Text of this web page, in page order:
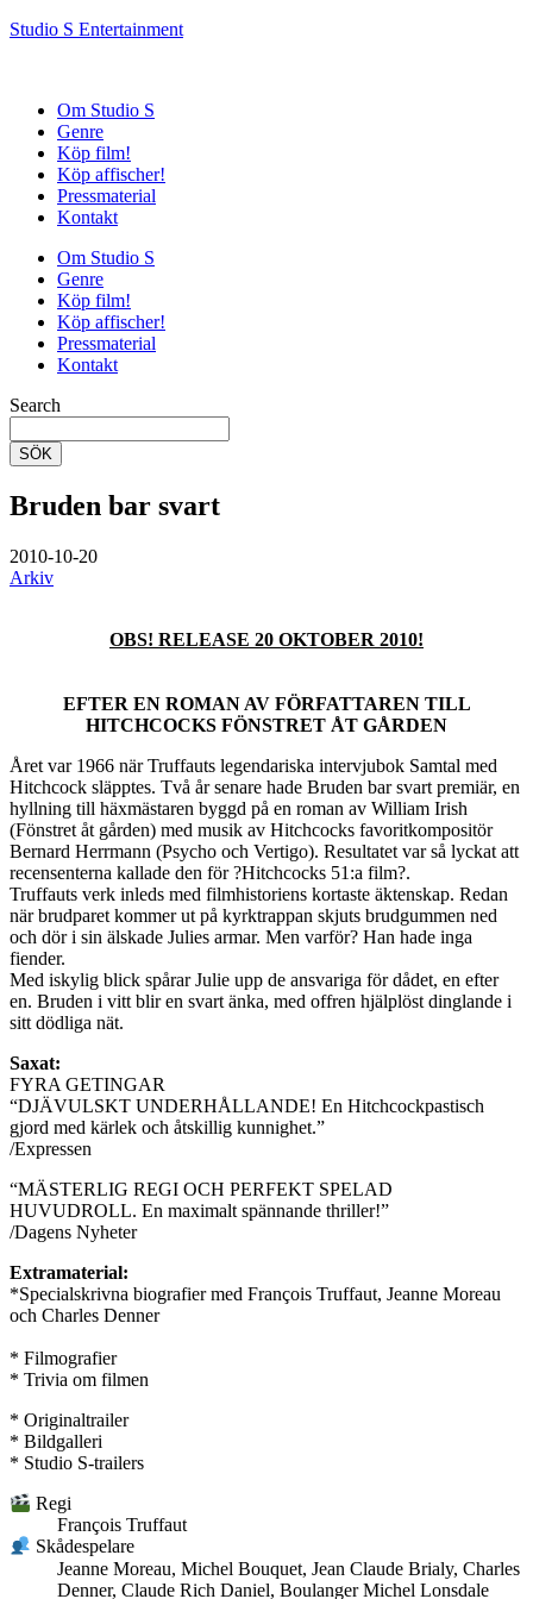
Studio S Entertainment
Om Studio S
Genre
Köp film!
Köp affischer!
Pressmaterial
Kontakt
Om Studio S
Genre
Köp film!
Köp affischer!
Pressmaterial
Kontakt
Search
SÖK
Bruden bar svart
2010-10-20
Arkiv
OBS! RELEASE 20 OKTOBER 2010!
EFTER EN ROMAN AV FÖRFATTAREN TILL
HITCHCOCKS FÖNSTRET ÅT GÅRDEN
Året var 1966 när Truffauts legendariska intervjubok Samtal med
Hitchcock släpptes. Två år senare hade Bruden bar svart premiär, en
hyllning till häxmästaren byggd på en roman av William Irish
(Fönstret åt gården) med musik av Hitchcocks favoritkompositör
Bernard Herrmann (Psycho och Vertigo). Resultatet var så lyckat att
recensenterna kallade den för ?Hitchcocks 51:a film?.
Truffauts verk inleds med filmhistoriens kortaste äktenskap. Redan
när brudparet kommer ut på kyrktrappan skjuts brudgummen ned
och dör i sin älskade Julies armar. Men varför? Han hade inga
fiender.
Med iskylig blick spårar Julie upp de ansvariga för dådet, en efter
en. Bruden i vitt blir en svart änka, med offren hjälplöst dinglande i
sitt dödliga nät.
Saxat:
FYRA GETINGAR
“DJÄVULSKT UNDERHÅLLANDE! En Hitchcockpastisch
gjord med kärlek och åtskillig kunnighet.”
/Expressen
“MÄSTERLIG REGI OCH PERFEKT SPELAD
HUVUDROLL. En maximalt spännande thriller!”
/Dagens Nyheter
Extramaterial:
*Specialskrivna biografier med François Truffaut, Jeanne Moreau
och Charles Denner
* Filmografier
* Trivia om filmen
* Originaltrailer
* Bildgalleri
* Studio S-trailers
Regi
François Truffaut
Skådespelare
Jeanne Moreau, Michel Bouquet, Jean Claude Brialy, Charles
Denner, Claude Rich Daniel, Boulanger Michel Lonsdale